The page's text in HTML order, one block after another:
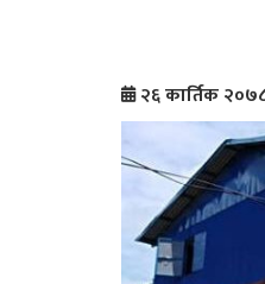
२६ कार्तिक